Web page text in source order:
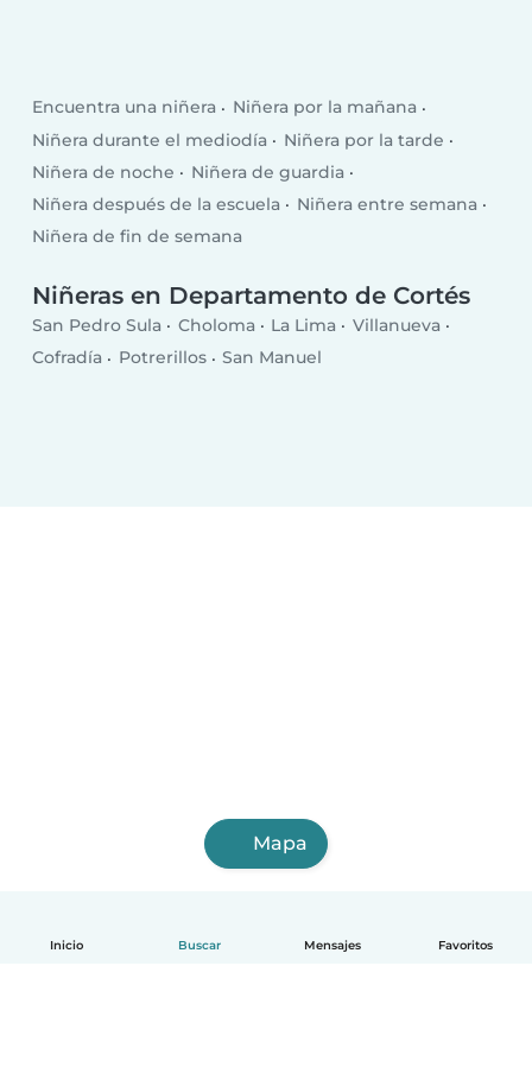
Inicio Buscar Mensajes Favoritos
Encuentra una niñera
Niñera por la mañana
Niñera durante el mediodía
Niñera por la tarde
Niñera de noche
Niñera de guardia
Niñera después de la escuela
Niñera entre semana
Niñera de fin de semana
Niñeras en Departamento de Cortés
San Pedro Sula Choloma La Lima
Villanueva
Cofradía
Potrerillos San Manuel
Mapa